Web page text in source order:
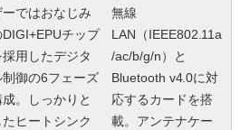
ーではおなじみ
DIGI+EPUチップ
採用したデジタ
制御の6フェーズ
成。しっかりと
たヒートシンク
無線
LAN（IEEE802.11a
/ac/b/g/n）と
Bluetooth v4.0に対
応するカードを搭
載。アンテナケー